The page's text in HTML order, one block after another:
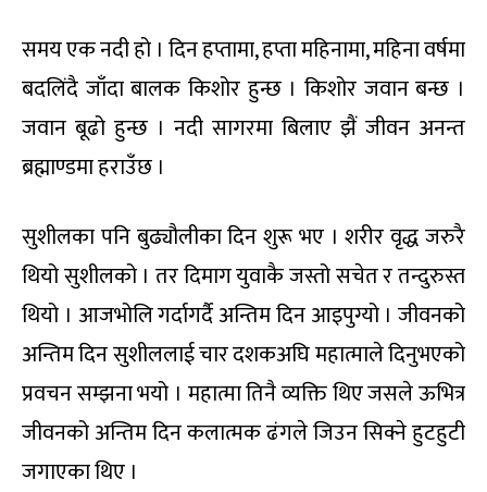
समय एक नदी हो । दिन हप्तामा, हप्ता महिनामा, महिना वर्षमा
बदलिंदै जाँदा बालक किशोर हुन्छ । किशोर जवान बन्छ ।
जवान बूढो हुन्छ । नदी सागरमा बिलाए झैं जीवन अनन्त
ब्रह्माण्डमा हराउँछ ।
सुशीलका पनि बुढ्यौलीका दिन शुरू भए । शरीर वृद्ध जरुरै
थियो सुशीलको । तर दिमाग युवाकै जस्तो सचेत र तन्दुरुस्त
थियो । आजभोलि गर्दागर्दै अन्तिम दिन आइपुग्यो । जीवनको
अन्तिम दिन सुशीललाई चार दशकअघि महात्माले दिनुभएको
प्रवचन सम्झना भयो । महात्मा तिनै व्यक्ति थिए जसले ऊभित्र
जीवनको अन्तिम दिन कलात्मक ढंगले जिउन सिक्ने हुटहुटी
जगाएका थिए ।